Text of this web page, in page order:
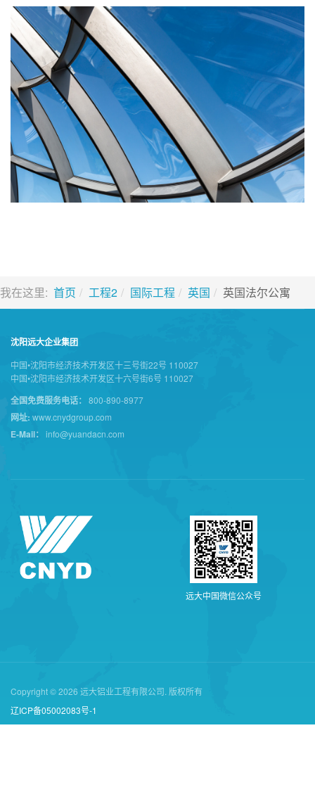
我在这里: 首页 工程2 国际工程 英国 英国法尔公寓
沈阳远大企业集团
中国•沈阳市经济技术开发区十三号街22号 110027
中国•沈阳市经济技术开发区十六号街6号 110027
全国免费服务电话： 800-890-8977
网址: www.cnydgroup.com
E-Mail： info@yuandacn.com
远大中 国微信公众号
Copyright © 2026 远大铝业工程有限公司. 版权所有
辽ICP备05002083号-1